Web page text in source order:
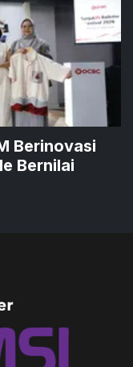
Berinovasi
Bernilai